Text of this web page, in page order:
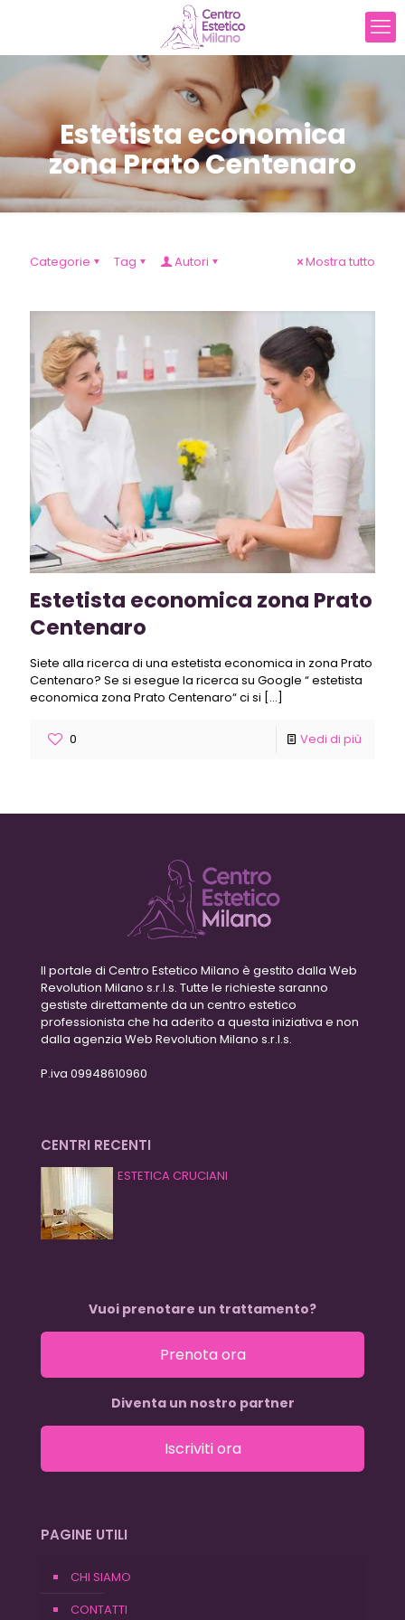
Estetista economica
zona Prato Centenaro
Categorie Tag Autori Mostra tutto
Estetista economica zona Prato
Centenaro
Siete alla ricerca di una estetista economica in zona Prato
Centenaro? Se si esegue la ricerca su Google “ estetista
economica zona Prato Centenaro“ ci si […]
0 Vedi di più
Il portale di Centro Estetico Milano è gestito dalla Web
Revolution Milano s.r.l.s. Tutte le richieste saranno
gestiste direttamente da un centro estetico
professionista che ha aderito a questa iniziativa e non
dalla agenzia Web Revolution Milano s.r.l.s.
P.iva 09948610960
CENTRI RECENTI
ESTETICA CRUCIANI
Vuoi prenotare un trattamento?
Prenota ora
Diventa un nostro partner
Iscriviti ora
PAGINE UTILI
CHI SIAMO
CONTATTI